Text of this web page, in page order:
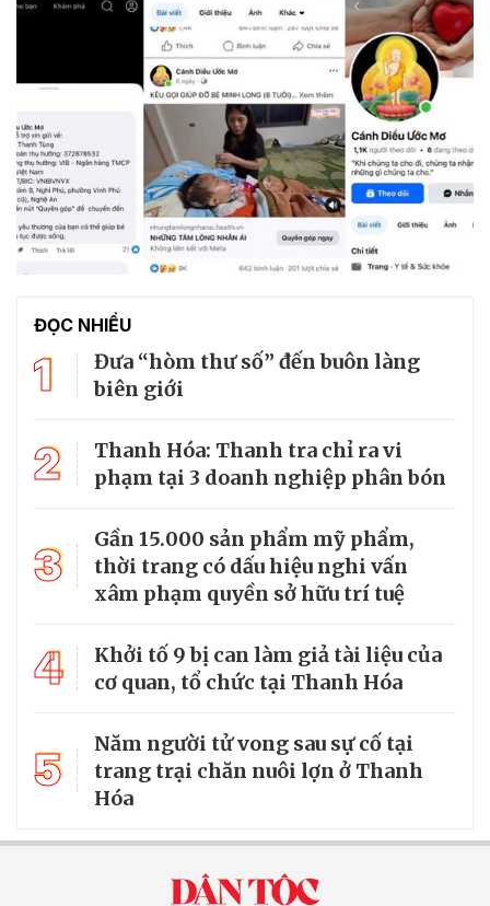
ĐỌC NHIỀU
1
Đưa “hòm thư số” đến buôn làng
biên giới
2
Thanh Hóa: Thanh tra chỉ ra vi
phạm tại 3 doanh nghiệp phân bón
3
Gần 15.000 sản phẩm mỹ phẩm,
thời trang có dấu hiệu nghi vấn
xâm phạm quyền sở hữu trí tuệ
4
Khởi tố 9 bị can làm giả tài liệu của
cơ quan, tổ chức tại Thanh Hóa
5
Năm người tử vong sau sự cố tại
trang trại chăn nuôi lợn ở Thanh
Hóa